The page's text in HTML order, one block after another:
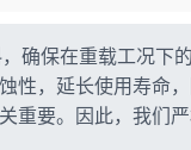
确保在重载工况下
性，延长使用寿命
重要。因此，我们